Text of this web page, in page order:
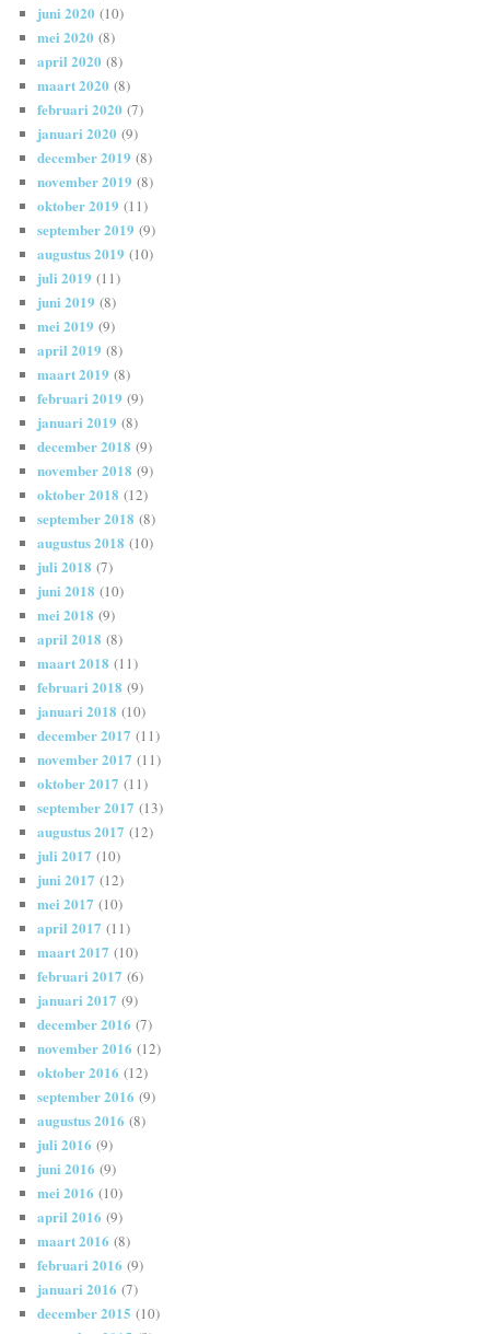
juni 2020 (10)
mei 2020 (8)
april 2020 (8)
maart 2020 (8)
februari 2020 (7)
januari 2020 (9)
december 2019 (8)
november 2019 (8)
oktober 2019 (11)
september 2019 (9)
augustus 2019 (10)
juli 2019 (11)
juni 2019 (8)
mei 2019 (9)
april 2019 (8)
maart 2019 (8)
februari 2019 (9)
januari 2019 (8)
december 2018 (9)
november 2018 (9)
oktober 2018 (12)
september 2018 (8)
augustus 2018 (10)
juli 2018 (7)
juni 2018 (10)
mei 2018 (9)
april 2018 (8)
maart 2018 (11)
februari 2018 (9)
januari 2018 (10)
december 2017 (11)
november 2017 (11)
oktober 2017 (11)
september 2017 (13)
augustus 2017 (12)
juli 2017 (10)
juni 2017 (12)
mei 2017 (10)
april 2017 (11)
maart 2017 (10)
februari 2017 (6)
januari 2017 (9)
december 2016 (7)
november 2016 (12)
oktober 2016 (12)
september 2016 (9)
augustus 2016 (8)
juli 2016 (9)
juni 2016 (9)
mei 2016 (10)
april 2016 (9)
maart 2016 (8)
februari 2016 (9)
januari 2016 (7)
december 2015 (10)